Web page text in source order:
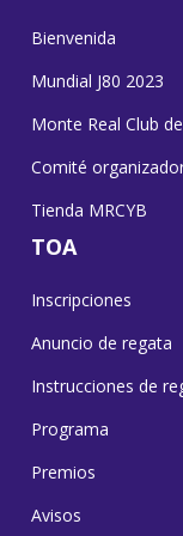
Bienvenida
Mundial J80 2023
Monte Real Club
Comité
Tienda MRCYB
TOA
Inscripciones
Anuncio de regata
Instrucciones de
Programa
Premios
Avisos